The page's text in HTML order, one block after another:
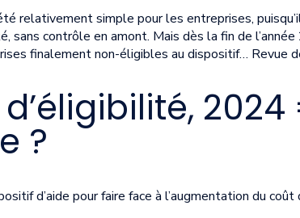
relativement simple pour les entreprises,
sans contrôle en amont. Mais dès la fin de
finalement non-éligibles au dispositif… Revue
?
d’aide pour faire face à l’augmentation du